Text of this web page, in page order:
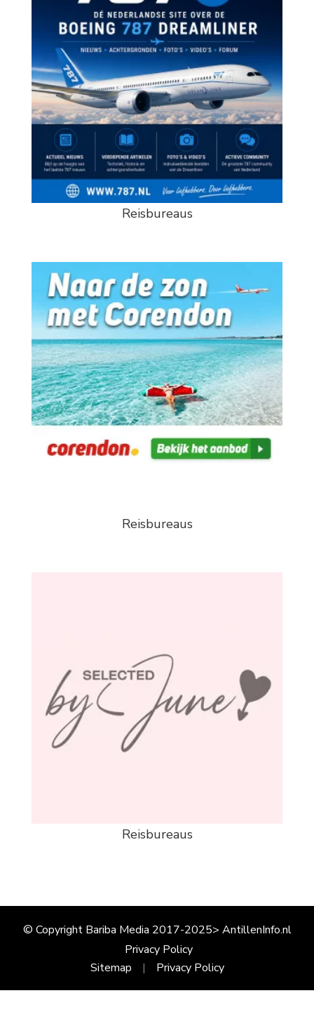
Reisbureaus
Reisbureaus
Reisbureaus
© Copyright Bariba Media 2017-2025> AntillenInfo.nl
Privacy Policy
Sitemap
Privacy Policy